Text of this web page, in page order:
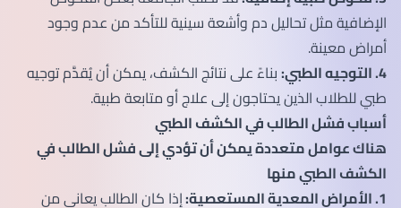
الإضافية مثل تحاليل دم وأشعة سينية للتأكد من عدم وجود
أمراض معينة.
4. التوجيه الطبي:
بناءً على نتائج الكشف، يمكن أن يُقدَّم توجيه
طبي للطلاب الذين يحتاجون إلى علاج أو متابعة طبية.
أسباب فشل الطالب في الكشف الطبي
هناك عوامل متعددة يمكن أن تؤدي إلى فشل الطالب في
الكشف الطبي منها
1. الأمراض المعدية المستعصية:
إذا كان الطالب يعاني من